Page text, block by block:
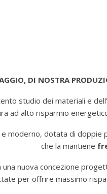
DI NOSTRA
studio dei materiali e
ad alto risparmio
moderno, dotata di
che la mantiene
nuova concezione
per offrire massimo